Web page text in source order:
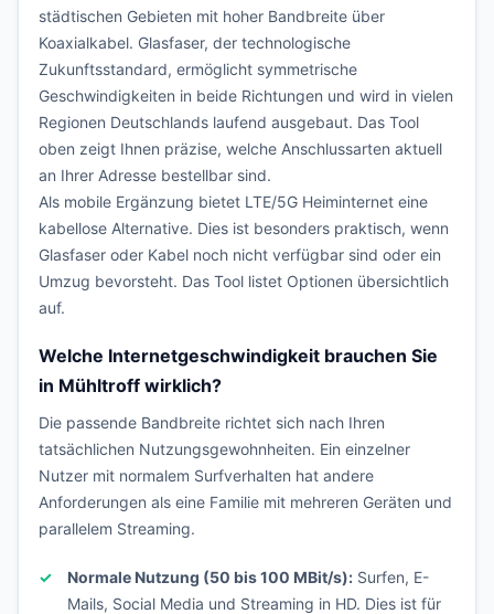
städtischen Gebieten mit hoher Bandbreite über
Koaxialkabel. Glasfaser, der technologische
Zukunftsstandard, ermöglicht symmetrische
Geschwindigkeiten in beide Richtungen und wird in vielen
Regionen Deutschlands laufend ausgebaut. Das Tool
oben zeigt Ihnen präzise, welche Anschlussarten aktuell
an Ihrer Adresse bestellbar sind.
Als mobile Ergänzung bietet LTE/5G Heiminternet eine
kabellose Alternative. Dies ist besonders praktisch, wenn
Glasfaser oder Kabel noch nicht verfügbar sind oder ein
Umzug bevorsteht. Das Tool listet Optionen übersichtlich
auf.
Welche Internetgeschwindigkeit brauchen Sie
in Mühltroff wirklich?
Die passende Bandbreite richtet sich nach Ihren
tatsächlichen Nutzungsgewohnheiten. Ein einzelner
Nutzer mit normalem Surfverhalten hat andere
Anforderungen als eine Familie mit mehreren Geräten und
parallelem Streaming.
Normale Nutzung (50 bis 100 MBit/s): Surfen, E-
Mails, Social Media und Streaming in HD. Dies ist für